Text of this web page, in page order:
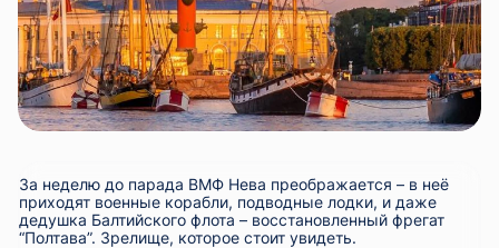
За неделю до парада ВМФ Нева преображается – в неё
приходят военные корабли, подводные лодки, и даже
дедушка Балтийского флота – восстановленный фрегат
“Полтава”. Зрелище, которое стоит увидеть.